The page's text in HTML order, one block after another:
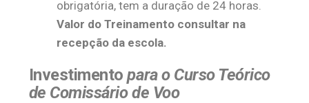
obrigatória, tem a duração de 24 horas.
Valor do Treinamento consultar na
recepção da escola.
Investimentopara o Curso Teórico
de Comissário de Voo